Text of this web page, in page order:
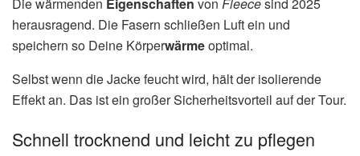
herausragend. Die Fasern schließen Luft ein und
speichern so Deine Körperwärmeoptimal.
Selbst wenn die Jacke feucht wird, hält der isolierende
Effekt an. Das ist ein großer Sicherheitsvorteil auf der Tour.
Schnell trocknend und leicht zu pflegen